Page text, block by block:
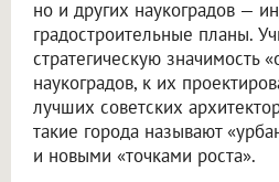
но и других наукоградов —
градостроительные планы.
стратегическую значимость
наукоградов, к их
лучших советских
такие города называют
и новыми «точками роста».